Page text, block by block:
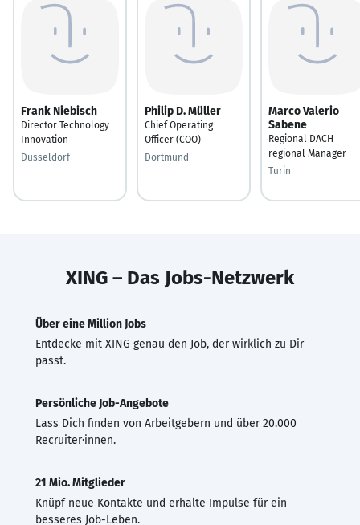
Frank Niebisch
Director Technology
Innovation
Düsseldorf
Philip D. Müller
Chief Operating
Officer (COO)
Dortmund
Marco Valerio
Sabene
Regional DACH
regional Manager
Turin
XING – Das Jobs-Netzwerk
Über eine Million Jobs
Entdecke mit XING genau den Job, der wirklich zu Dir
passt.
Persönliche Job-Angebote
Lass Dich finden von Arbeitgebern und über 20.000
Recruiter·innen.
21 Mio. Mitglieder
Knüpf neue Kontakte und erhalte Impulse für ein
besseres Job-Leben.